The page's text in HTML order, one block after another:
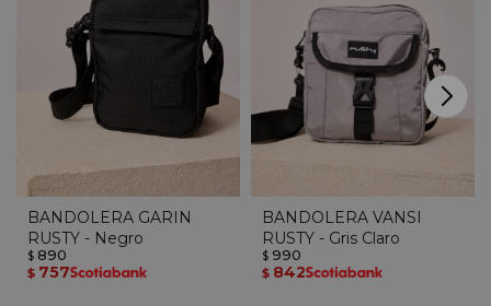
BANDOLERA GARIN
RUSTY - Negro
$ 890
$ 757
BANDOLERA VANSI
RUSTY - Gris Claro
$ 990
$ 842